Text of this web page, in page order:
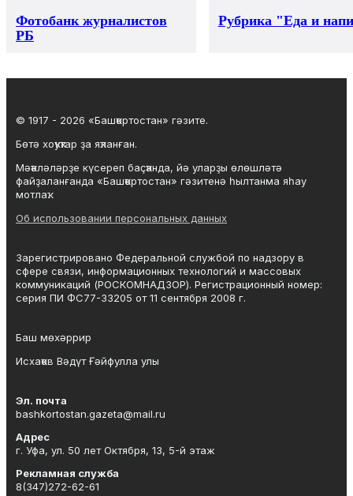
Фотобанк журналистов
РБ
Рубрика "Еда и
© 1917 - 2026 «Башҡортостан» гәзите.
Бөтә хоҡуҡтар ҙа яҡланған.
Мәҡәләләрҙе күсереп баҫҡанда, йә уларҙы өлөшләтә
файҙаланғанда «Башҡортостан» гәзитенә һылтанма яһау
мотлаҡ.
Об использовании персональных данных
Зарегистрировано Федеральной службой по надзору в
сфере связи, информационных технологий и массовых
коммуникаций (РОСКОМНАДЗОР). Регистрационный номер:
серия ПИ ФС77-33205 от 11 сентября 2008 г.
Баш мөхәррир
Исхаҡов Вәдүт Ғәйфулла улы
Эл. почта
bashkortostan.gazeta@mail.ru
Адрес
г. Уфа, ул. 50 лет Октября, 13, 5-й этаж
Рекламная служба
8(347)272-62-61